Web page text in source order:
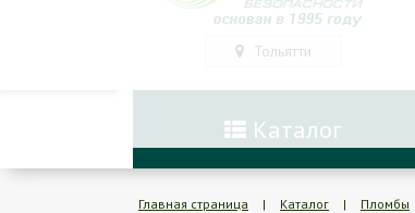
Тольятти
Каталог
Главная страница | Каталог | Пломбы